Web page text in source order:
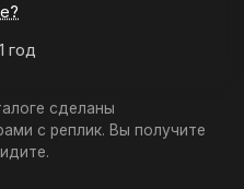
год
сделаны
с реплик. Вы получите